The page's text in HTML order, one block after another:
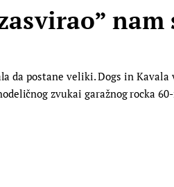
nam
da postane veliki. Dogs in Kavala
zvukai garažnog rocka